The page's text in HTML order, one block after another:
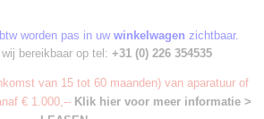
worden pas in uw winkelwagen zichtbaar.
bereikbaar op tel: +31 (0) 226 354535
van 15 tot 60 maanden) van aparatuur of
€ 1.000,-- Klik hier voor meer informatie >